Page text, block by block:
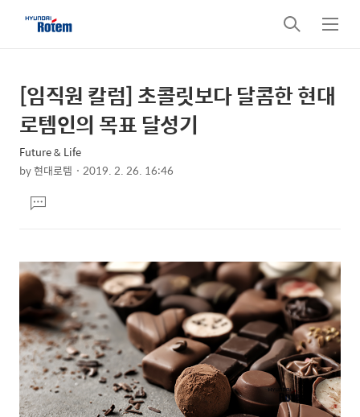
검
색
메
뉴
상
세
컨
텐
본
문
제
목
[임직원 칼럼] 초콜릿보다 달콤한 현대
로템인의 목표 달성기
Future & Life
by현대로템 2019. 2. 26. 16:46
문댓
글